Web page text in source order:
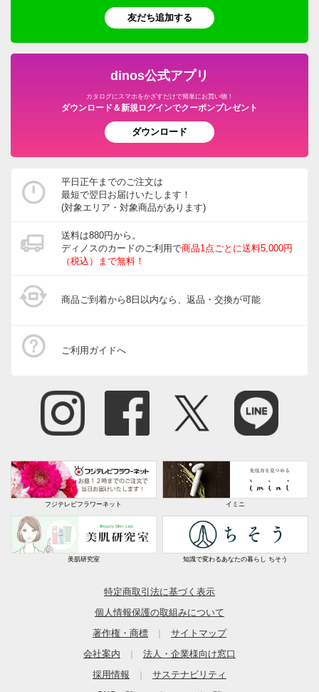
友だち追加する
dinos公式アプリ
カタログにスマホをかざすだけで簡単にお買い物！
ダウンロード＆新規ログインでクーポンプレゼント
ダウンロード
平日正午までのご注文は
最短で翌日お届けいたします！
(対象エリア・対象商品があります)
送料は880円から。
ディノスのカードのご利用で商品1点ごとに送料5,000円
（税込）まで無料！
商品ご到着から8日以内なら、返品・交換が可能
ご利用ガイドへ
フジテレビフラワーネット イミニ
美肌研究室 知識で変わるあなたの暮らし ちそう
特定商取引法に基づく表示
個人情報保護の取組みについて
著作権・商標
｜
サイトマップ
会社案内
｜
法人・企業様向け窓口
採用情報
｜
サステナビリティ